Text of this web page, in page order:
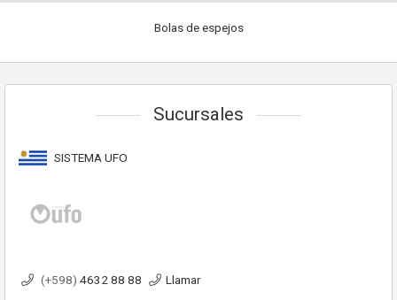
Bolas de espejos
Sucursales
SISTEMA UFO
(+598) 4632 88 88 Llamar